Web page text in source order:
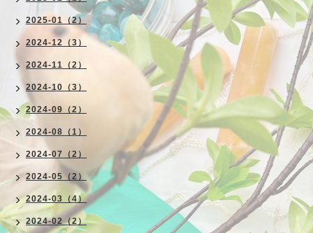
2025-01（2）
2024-12（3）
2024-11（2）
2024-10（3）
2024-09（2）
2024-08（1）
2024-07（2）
2024-05（2）
2024-03（4）
2024-02（2）